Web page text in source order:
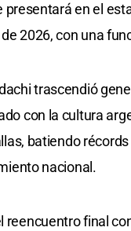
en el
2026, con una
trascendió
con la cultura
batiendo
nacional.
reencuentro final